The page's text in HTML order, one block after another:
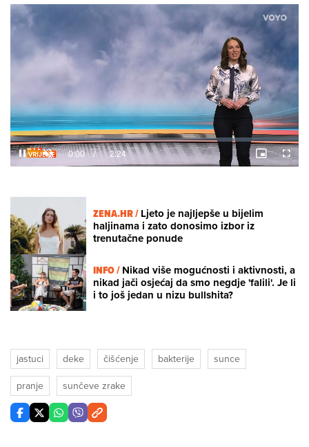
Unmute /
Loaded:
9.94%
ZENA.HR /Ljeto je najljepše u bijelim
haljinama i zato donosimo izbor iz
trenutačne ponude
INFO /Nikad više mogućnosti i aktivnosti, a
nikad jači osjećaj da smo negdje 'falili'. Je li
i to još jedan u nizu bullshita?
jastuci deke čišćenje bakterije
sunce
pranje
sunčeve zrake